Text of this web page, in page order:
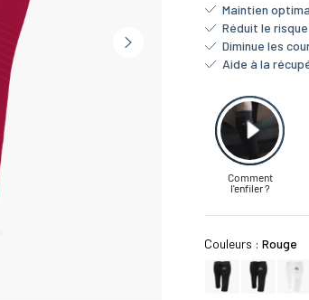
Maintien
Réduit le
Diminue les
Aide à la
Couleurs :Rouge